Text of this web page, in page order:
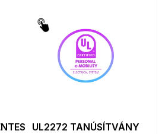
UL2272 TANÚSÍTVÁNY